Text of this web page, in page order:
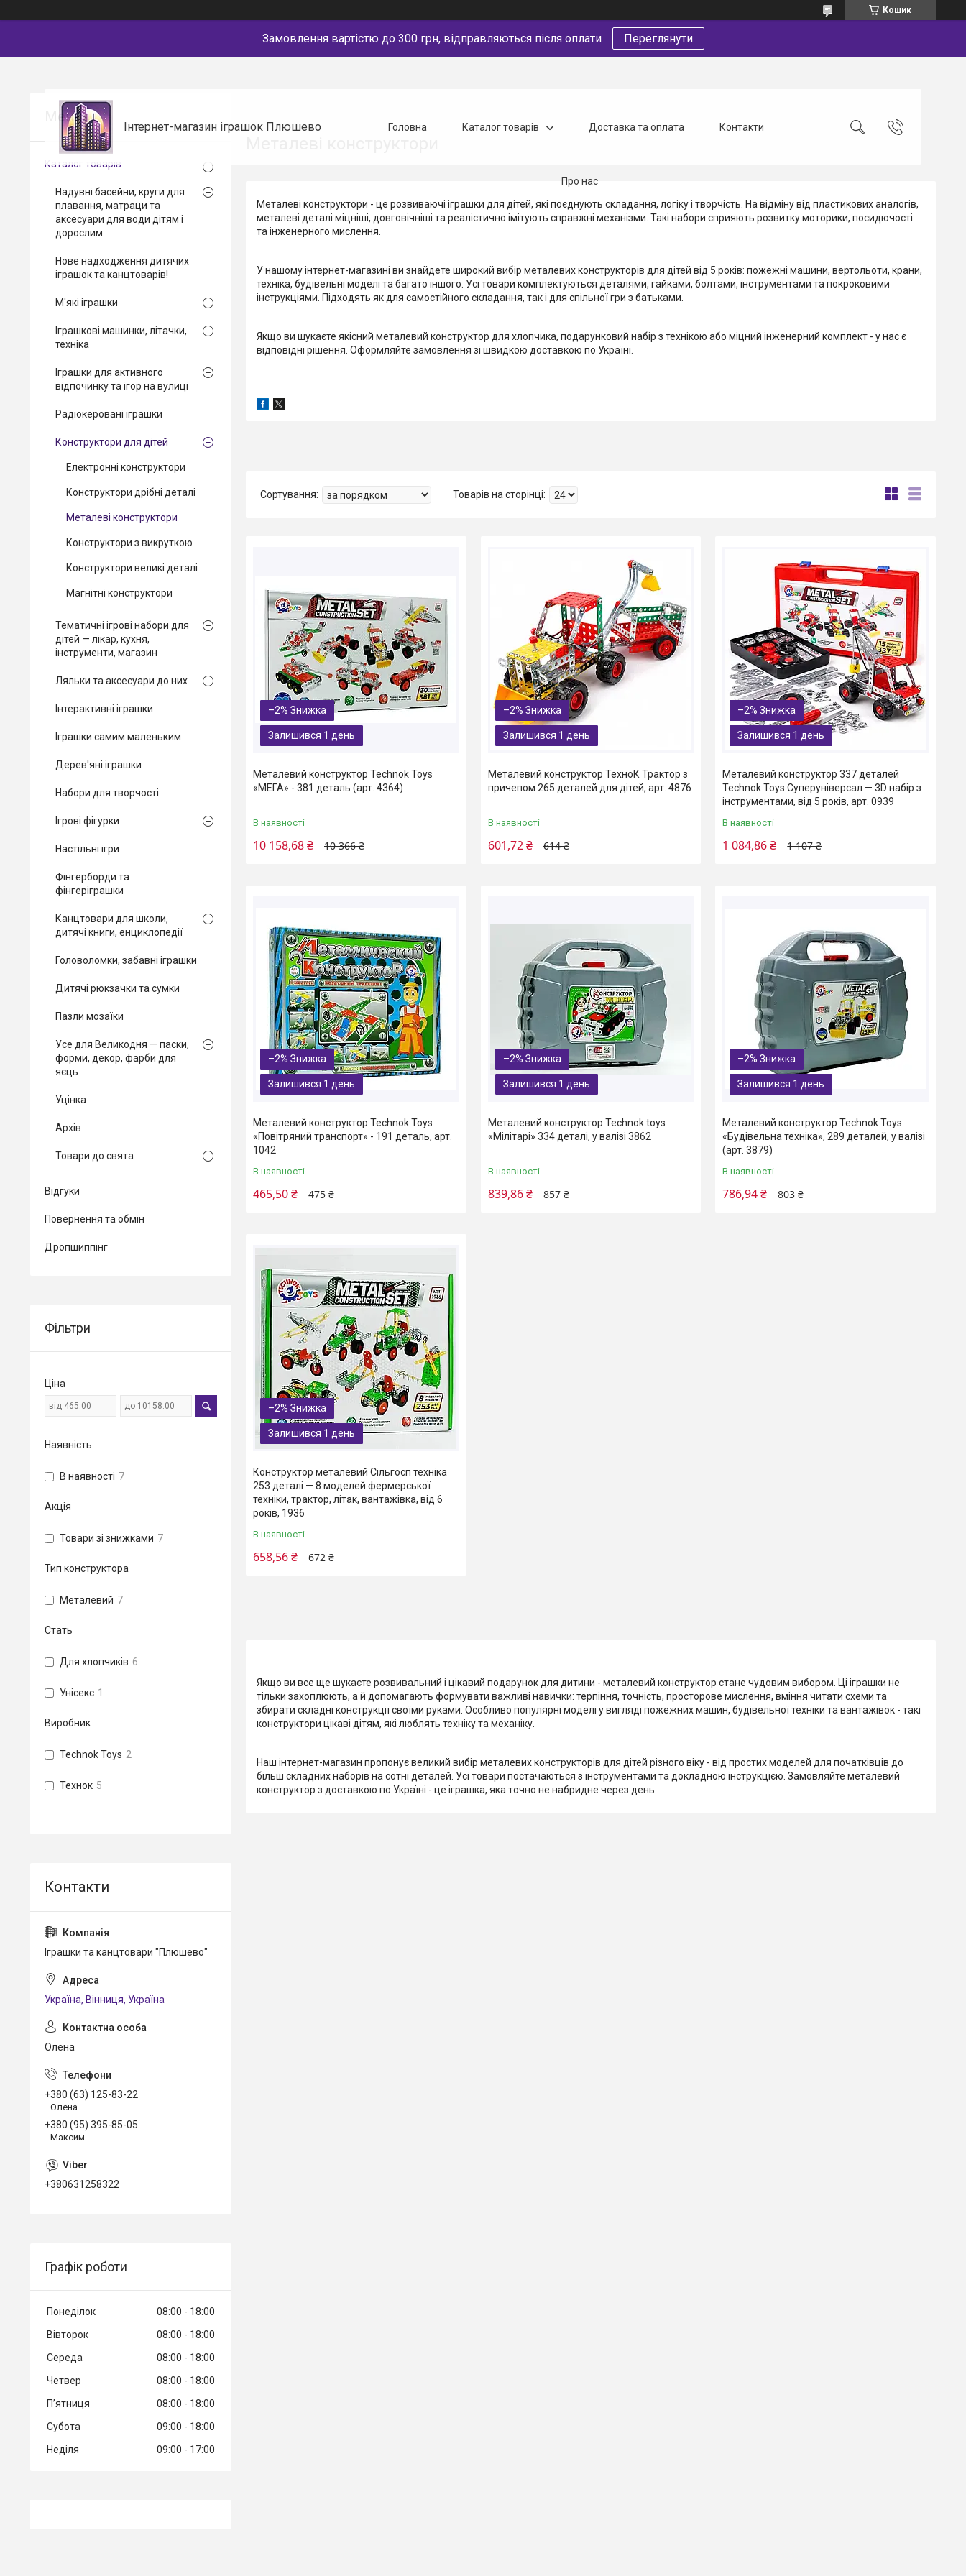
Кошик
Замовлення вартістю до 300 грн, відправляються після оплати Переглянути
Інтернет-магазин іграшок Плюшево Головна Каталог товарів Доставка та оплата Контакти
Про нас
Металеві конструктори - це розвиваючі іграшки для дітей, які поєднують складання, логіку і творчість. На відміну від пластикових аналогів,
металеві деталі міцніші, довговічніші та реалістично імітують справжні механізми. Такі набори сприяють розвитку моторики, посидючості
та інженерного мислення.
У нашому інтернет-магазині ви знайдете широкий вибір металевих конструкторів для дітей від 5 років: пожежні машини, вертольоти, крани,
техніка, будівельні моделі та багато іншого. Усі товари комплектуються деталями, гайками, болтами, інструментами та покроковими
інструкціями. Підходять як для самостійного складання, так і для спільної гри з батьками.
Якщо ви шукаєте якісний металевий конструктор для хлопчика, подарунковий набір з технікою або міцний інженерний комплект - у нас є
відповідні рішення. Оформляйте замовлення зі швидкою доставкою по Україні.
–2%
Залишився 1 день
Металевий конструктор Technok Toys
«МЕГА» - 381 деталь (арт. 4364)
В наявності
10 366 ₴
10 158,68 ₴
–2%
Залишився 1 день
Металевий конструктор ТехноК Трактор з
причепом 265 деталей для дітей, арт. 4876
В наявності
614 ₴
601,72 ₴
–2%
Залишився 1 день
Металевий конструктор 337 деталей
Technok Toys Суперуніверсал — 3D набір з
інструментами, від 5 років, арт. 0939
В наявності
1 107 ₴
1 084,86 ₴
–2%
Залишився 1 день
Металевий конструктор Technok Toys
«Повітряний транспорт» - 191 деталь, арт.
1042
В наявності
475 ₴
465,50 ₴
–2%
Залишився 1 день
Металевий конструктор Technok toys
«Мілітарі» 334 деталі, у валізі 3862
В наявності
857 ₴
839,86 ₴
–2%
Залишився 1 день
Металевий конструктор Technok Toys
«Будівельна техніка», 289 деталей, у валізі
(арт. 3879)
В наявності
803 ₴
786,94 ₴
–2%
Залишився 1 день
Конструктор металевий Сільгосп техніка
253 деталі — 8 моделей фермерської
техніки, трактор, літак, вантажівка, від 6
років, 1936
В наявності
672 ₴
658,56 ₴
Якщо ви все ще шукаєте розвивальний і цікавий подарунок для дитини - металевий конструктор стане чудовим вибором. Ці іграшки не
тільки захоплюють, а й допомагають формувати важливі навички: терпіння, точність, просторове мислення, вміння читати схеми та
збирати складні конструкції своїми руками. Особливо популярні моделі у вигляді пожежних машин, будівельної техніки та вантажівок - такі
конструктори цікаві дітям, які люблять техніку та механіку.
Наш інтернет-магазин пропонує великий вибір металевих конструкторів для дітей різного віку - від простих моделей для початківців до
більш складних наборів на сотні деталей. Усі товари постачаються з інструментами та докладною інструкцією. Замовляйте металевий
конструктор з доставкою по Україні - це іграшка, яка точно не набридне через день.
Каталог товарів
Надувні басейни, круги для
плавання, матраци та
аксесуари для води дітям і
дорослим
Нове надходження дитячих
іграшок та канцтоварів!
М'які іграшки
Іграшкові машинки, літачки,
техніка
Іграшки для активного
відпочинку та ігор на вулиці
Радіокеровані іграшки
Конструктори для дітей
Електронні конструктори
Конструктори дрібні деталі
Металеві конструктори
Конструктори з викруткою
Конструктори великі деталі
Магнітні конструктори
Тематичні ігрові набори для
дітей — лікар, кухня,
інструменти, магазин
Ляльки та аксесуари до них
Інтерактивні іграшки
Іграшки самим маленьким
Дерев'яні іграшки
Набори для творчості
Ігрові фігурки
Настільні ігри
Фінгерборди та
фінгеріграшки
Канцтовари для школи,
дитячі книги, енциклопедії
Головоломки, забавні іграшки
Дитячі рюкзачки та сумки
Пазли мозаїки
Усе для Великодня — паски,
форми, декор, фарби для
яєць
Уцінка
Архів
Товари до свята
Відгуки
Повернення та обмін
Дропшиппінг
Фільтри
Ціна
Наявність
В наявності 7
Акція
Товари зі знижками 7
Тип конструктора
Металевий 7
Стать
Для хлопчиків 6
Унісекс 1
Виробник
Technok Toys 2
Технок 5
Іграшки та канцтовари "Плюшево"
Україна, Вінниця, Україна
Олена
+380 (63) 125-83-22
Олена
+380 (95) 395-85-05
Максим
+380631258322
Графік роботи
Понеділок 08:00
18:00
Вівторок
08:00
18:00
Середа
08:00
18:00
Четвер
08:00
18:00
Пʼятниця
08:00
18:00
Субота
09:00
18:00
Неділя
09:00 17:00